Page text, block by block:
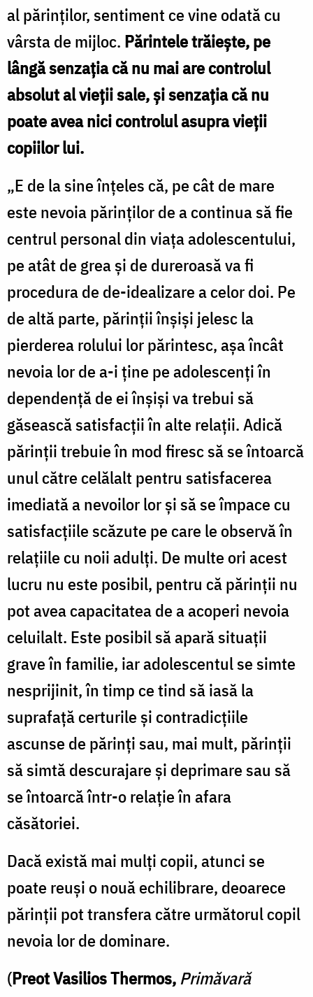
al părinţilor, sentiment ce vine odată cu
vârsta de mijloc. Părintele trăieşte, pe
lângă senzaţia că nu mai are controlul
absolut al vieţii sale, şi senzaţia că nu
poate avea nici controlul asupra vieţii
copiilor lui.
„E de la sine înţeles că, pe cât de mare
este nevoia părinţilor de a continua să fie
centrul personal din viaţa adolescentului,
pe atât de grea şi de dureroasă va fi
procedura de de-idealizare a celor doi. Pe
de altă parte, părinţii înşişi jelesc la
pierderea rolului lor părintesc, aşa încât
nevoia lor de a-i ţine pe adolescenţi în
dependenţă de ei înşişi va trebui să
găsească satisfacţii în alte relaţii. Adică
părinţii trebuie în mod firesc să se întoarcă
unul către celălalt pentru satisfacerea
imediată a nevoilor lor şi să se împace cu
satisfacţiile scăzute pe care le observă în
relaţiile cu noii adulţi. De multe ori acest
lucru nu este posibil, pentru că părinţii nu
pot avea capacitatea de a acoperi nevoia
celuilalt. Este posibil să apară situaţii
grave în familie, iar adolescentul se simte
nesprijinit, în timp ce tind să iasă la
suprafaţă certurile şi contradicţiile
ascunse de părinţi sau, mai mult, părinţii
să simtă descurajare şi deprimare sau să
se întoarcă într-o relaţie în afara
căsătoriei.
Dacă există mai mulţi copii, atunci se
poate reuşi o nouă echilibrare, deoarece
părinţii pot transfera către următorul copil
nevoia lor de dominare.
(Preot Vasilios Thermos, Primăvară